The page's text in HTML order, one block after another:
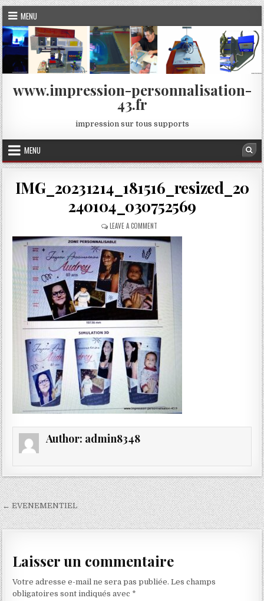
Skip
to
content
MENU
www.impression-personnalisation-
43.fr
impression sur tous supports
MENU
IMG_20231214_181516_resized_20
240104_030752569
LEAVE A COMMENTON
Author: admin8348
Navigation
de
← EVENEMENTIEL
Laisser un commentaire
Votre adresse e-mail ne sera pas publiée. Les champs
obligatoires sont indiqués avec *